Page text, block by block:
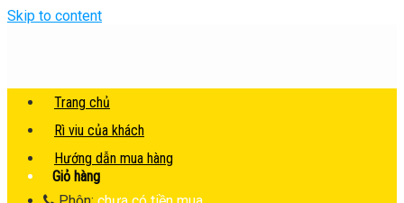
Skip to content
Giỏ hàng
Trang chủ
Rì viu của khách
Hướng dẫn mua hàng